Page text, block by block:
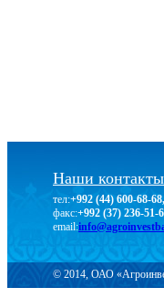
Наши
тел:+992 (44) 600-68-
факс:+992 (37) 236-51-
email:
© 2014, ОАО